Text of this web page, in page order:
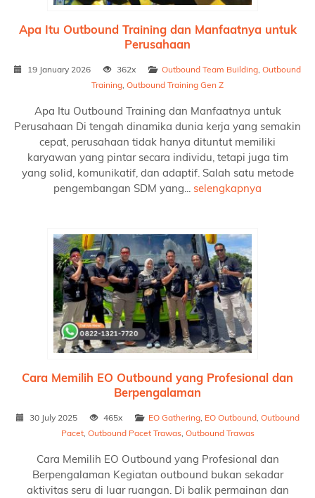
Apa Itu Outbound Training dan Manfaatnya untuk
Perusahaan
19 January 2026 362x Outbound Team Building Outbound
Training Outbound Training Gen Z
Apa Itu Outbound Training dan Manfaatnya untuk
Perusahaan Di tengah dinamika dunia kerja yang semakin
cepat, perusahaan tidak hanya dituntut memiliki
karyawan yang pintar secara individu, tetapi juga tim
yang solid, komunikatif, dan adaptif. Salah satu metode
pengembangan SDM yang... selengkapnya
Cara Memilih EO Outbound yang Profesional dan
Berpengalaman
30 July 2025 465x EO Gathering, EO Outbound, Outbound
Pacet, Outbound Pacet Trawas, Outbound Trawas
Cara Memilih EO Outbound yang Profesional dan
Berpengalaman Kegiatan outbound bukan sekadar
aktivitas seru di luar ruangan. Di balik permainan dan